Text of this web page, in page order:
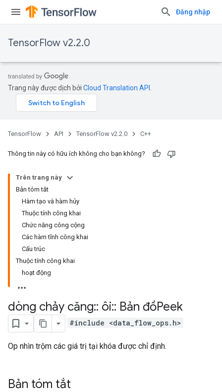
Đăng nhập
TensorFlow v2.2.0
Trang này được dịch bởi Cloud Translation API
TensorFlow API TensorFlow v2.2.0 C++
Thông tin này có hữu ích không cho bạn không?
Trên trang này
Bản tóm tắt
Hàm tạo và hàm hủy
Thuộc tính công khai
Chức năng công cộng
Các hàm tĩnh công khai
Cấu trúc
Thuộc tính công khai
hoạt động
dòng chảy căng:: ôi:: Bản đồPeek
#include <data_flow_ops.h>
Op nhìn trộm các giá trị tại khóa được chỉ định.
Bản tóm tắt